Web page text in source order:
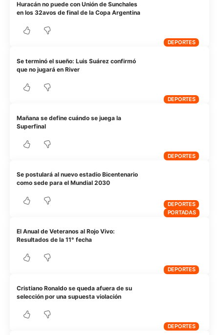
DEPORTES
Huracán no puede con Unión de Sunchales
en los 32avos de final de la Copa Argentina
DEPORTES
Se terminó el sueño: Luis Suárez confirmó
que no jugará en River
DEPORTES
Mañana se define cuándo se juega la
Superfinal
DEPORTES
PORTADAS
Se postulará al nuevo estadio Bicentenario
como sede para el Mundial 2030
DEPORTES
El Anual de Veteranos al Rojo Vivo:
Resultados de la 11° fecha
DEPORTES
Cristiano Ronaldo se queda afuera de su
selección por una supuesta violación